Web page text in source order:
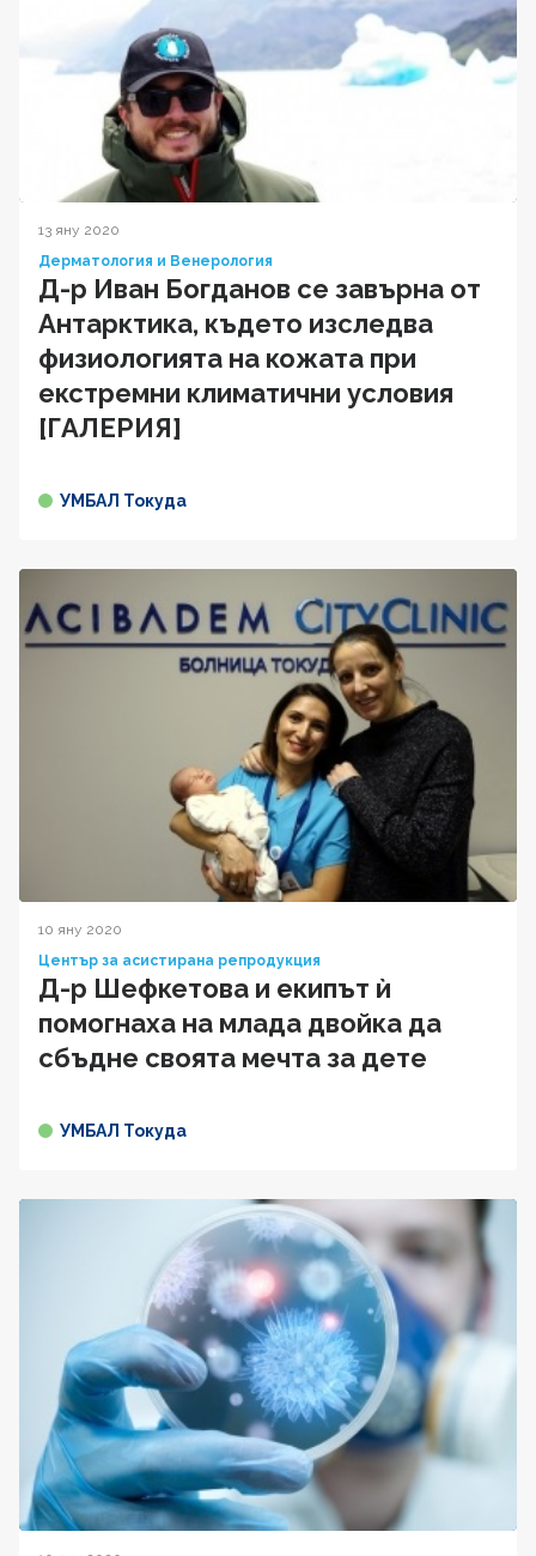
13 яну 2020
Дерматология и Венерология
Д-р Иван Богданов се завърна от
Антарктика, където изследва
физиологията на кожата при
екстремни климатични условия
[ГАЛЕРИЯ]
УМБАЛ Токуда
10 яну 2020
Център за асистирана репродукция
Д-р Шефкетова и екипът ѝ
помогнаха на млада двойка да
сбъдне своята мечта за дете
УМБАЛ Токуда